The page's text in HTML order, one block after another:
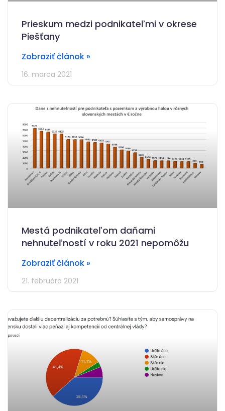
Prieskum medzi podnikateľmi v okrese
Piešťany
Zobraziť článok »
16. marca 2021
Mestá podnikateľom daňami
nehnuteľností v roku 2021 nepomôžu
Zobraziť článok »
21. februára 2021